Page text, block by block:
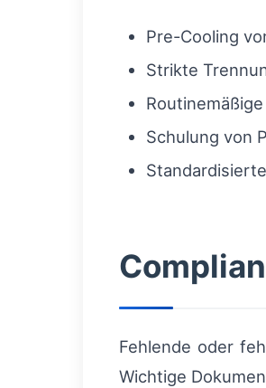
Pre-Cooling
Strikte
Schulung von
Fehlende oder
Wichtige